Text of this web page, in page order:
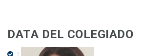
DATA DEL COLEGIADO